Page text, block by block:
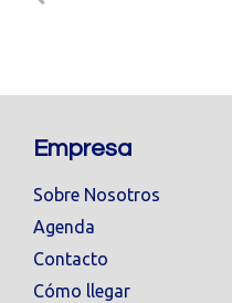
Empresa
Sobre Nosotros
Agenda
Contacto
Cómo llegar